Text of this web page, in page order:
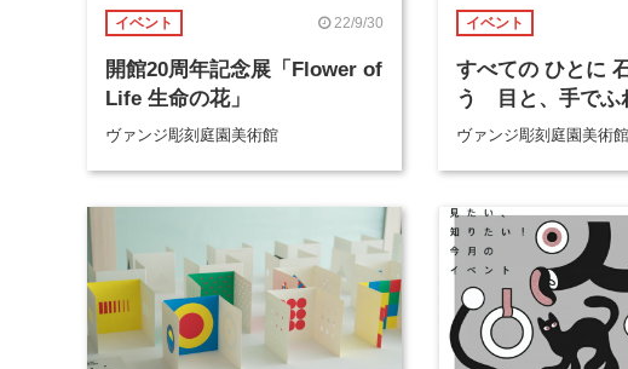
イベント 22/9/30
開館20周年記念展「Flower of
Life 生命の花」
ヴァンジ彫刻庭園美術館
イベント
すべての ひとに
う 目と、手でふ
ヴァンジ彫刻庭園美術館